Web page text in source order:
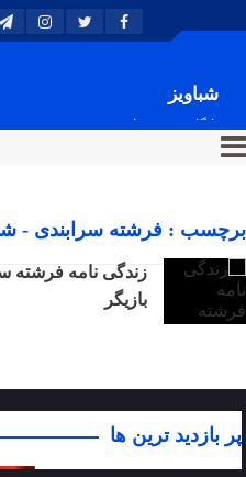
شباویز
پایگاه خبری شباویز
برچسب : فرشته سرابندی -
زندگی نامه فرشته
بازیگر
پر بازدید ترین ها